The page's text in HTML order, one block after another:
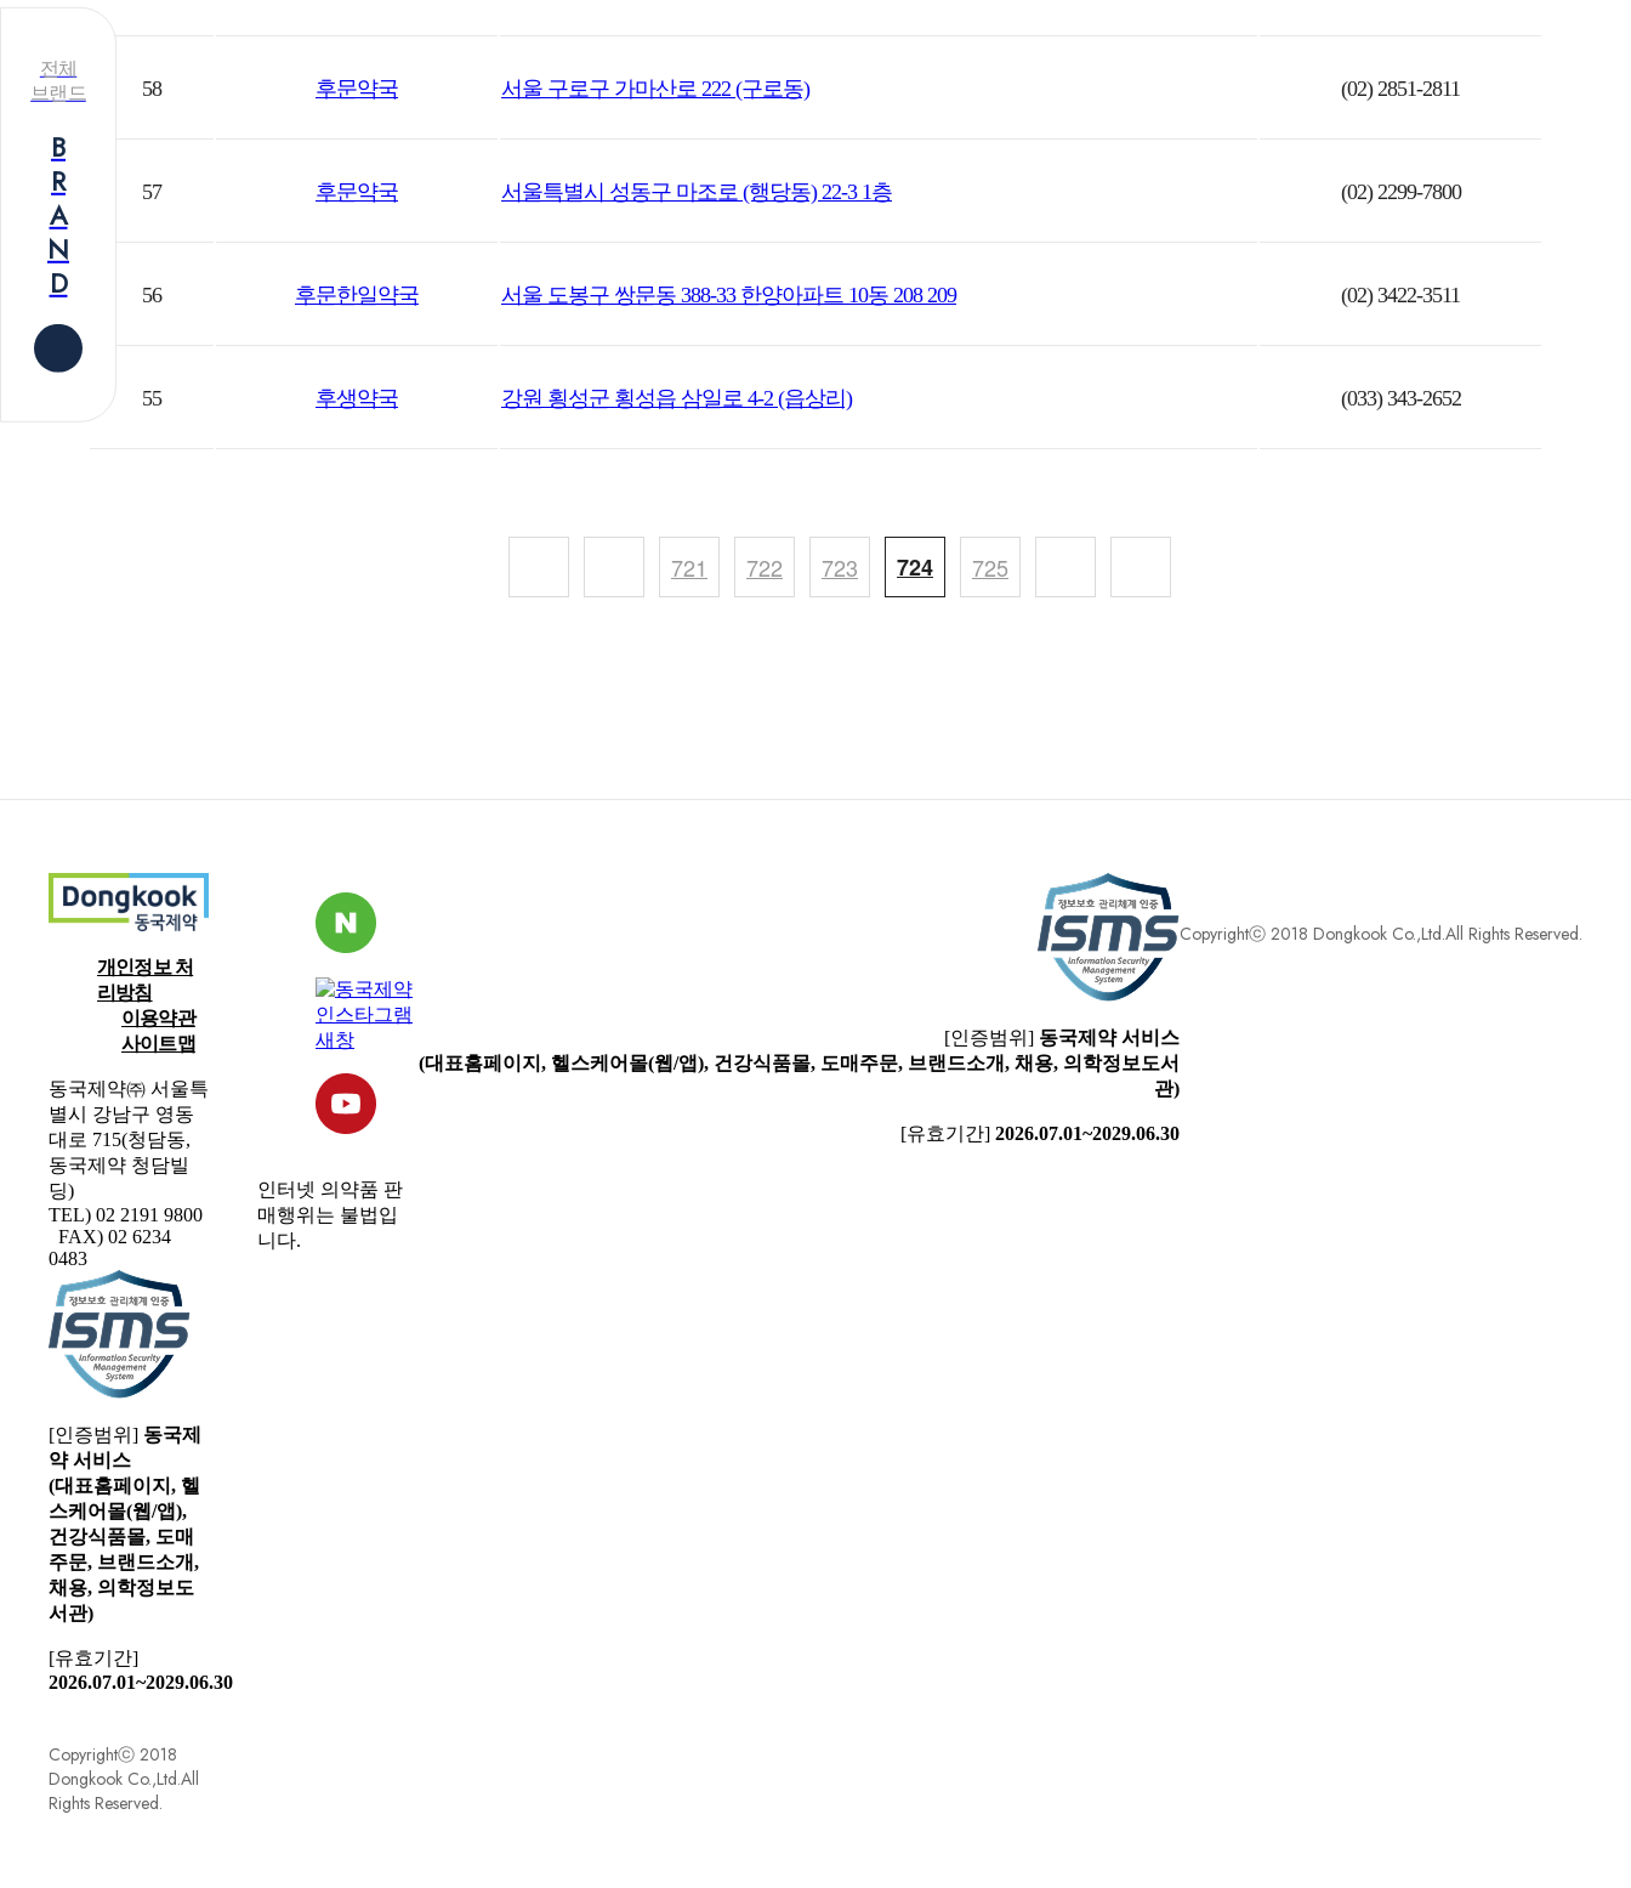
전체
브랜드
B
R
A
N
D
58 후문약국 서울 구로구 가마산로 222 (구로동) (02) 2851-2811
57 후문약국 서울특별시 성동구 마조로 (행당동) 22-3 1층 (02) 2299-7800
56 후문한일약국 서울 도봉구 쌍문동 388-33 한양아파트 10동 208 209 (02) 3422-3511
55 후생약국 강원 횡성군 횡성읍 삼일로 4-2 (읍상리) (033) 343-2652
721 722 723 724 725
개인정보 처
리방침
이용약관
사이트맵
동국제약㈜ 서울특
별시 강남구 영동
대로 715(청담동,
동국제약 청담빌
딩)
TEL) 02 2191 9800
FAX) 02 6234
0483
[인증범위] 동국제
약 서비스
(대표홈페이지, 헬
스케어몰(웹/앱),
건강식품몰, 도매
주문, 브랜드소개,
채용, 의학정보도
서관)
[유효기간]
2026.07.01~2029.06.30
Copyrightⓒ 2018
Dongkook Co.,Ltd.All
Rights Reserved.
인터넷 의약품 판
매행위는 불법입
니다.
[인증범위] 동국제약 서비스
(대표홈페이지, 헬스케어몰(웹/앱), 건강식품몰, 도매주문, 브랜드소개, 채용, 의학정보도서
관)
[유효기간] 2026.07.01~2029.06.30
Copyrightⓒ 2018 Dongkook Co.,Ltd.All Rights Reserved.